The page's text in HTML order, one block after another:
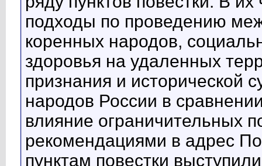
подходы по проведению
коренных народов,
здоровья на удаленных
признания и исторической
народов России в
влияние ограничительных
рекомендациями в адрес
пунктам повестки